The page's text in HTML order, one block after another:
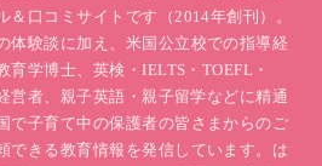
口コミサイトです（2014年創刊）。
体験談に加え、米国公立校での指導経
学博士、英検・IELTS・TOEFL・
営者、親子英語・親子留学などに精通
で子育て中の保護者の皆さまからのご
できる教育情報を発信しています。は